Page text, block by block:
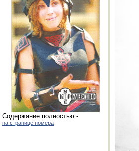
Cодержание полностью -
на странице номера